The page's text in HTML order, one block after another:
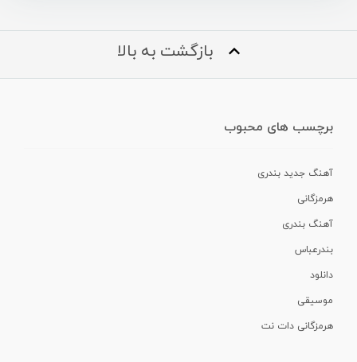
بازگشت به بالا
برچسب های محبوب
آهنگ جدید بندری
هرمزگانی
آهنگ بندری
بندرعباس
دانلود
موسیقی
هرمزگانی دات نت